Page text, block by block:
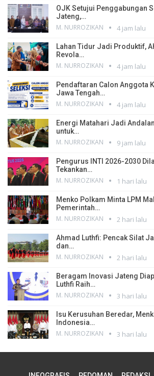
OJK Setujui Penggabungan
Jateng,…
M. NURROZIKAN 4 jam lalu
Lahan Tidur Jadi Produktif,
Revola…
M. NURROZIKAN 4 jam lalu
Pendaftaran Calon Anggota
Jawa Tengah…
M. NURROZIKAN 4 jam lalu
Energi Matahari Jadi
untuk…
M. NURROZIKAN 9 jam lalu
Pengurus INTI 2026-2030
Tekankan…
M. NURROZIKAN 1 hari lalu
Menko Polkam Minta LPM
Pemerintah…
M. NURROZIKAN 2 hari lalu
Ahmad Luthfi: Pencak Silat
dan…
M. NURROZIKAN 2 hari lalu
Beragam Inovasi Jateng
Luthfi Raih…
M. NURROZIKAN 3 hari lalu
Isu Kerusuhan Beredar,
Indonesia…
M. NURROZIKAN 3 hari lalu